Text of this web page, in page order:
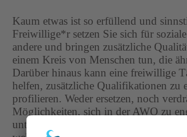
Kaum etwas ist so erfüllend und
Freiwillige*r setzen Sie sich für
andere und bringen zusätzliche
einem Kreis von Menschen tun, die
Darüber hinaus kann eine freiwillige
helfen, zusätzliche Qualifikationen zu
profilieren. Weder ersetzen, noch
Möglichkeiten, sich in der AWO zu
unterschiedlich. Wir beraten Sie